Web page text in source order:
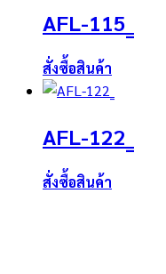
AFL-115_
สั่งซื้อสินค้า
AFL-122_
สั่งซื้อสินค้า